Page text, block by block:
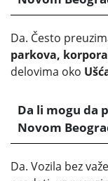
Da. Često
parkova,
delovima oko
Da li mogu da
Novom
Da. Vozila bez